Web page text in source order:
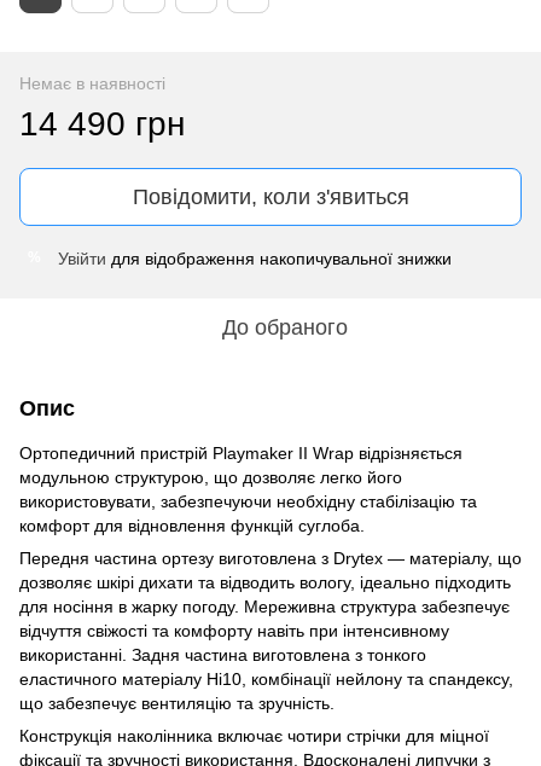
Немає в наявності
14 490 грн
Повідомити, коли з'явиться
Увійти для відображення накопичувальної знижки
До обраного
Опис
Ортопедичний пристрій Playmaker II Wrap відрізняється
модульною структурою, що дозволяє легко його
використовувати, забезпечуючи необхідну стабілізацію та
комфорт для відновлення функцій суглоба.
Передня частина ортезу виготовлена з Drytex — матеріалу, що
дозволяє шкірі дихати та відводить вологу, ідеально підходить
для носіння в жарку погоду. Мереживна структура забезпечує
відчуття свіжості та комфорту навіть при інтенсивному
використанні. Задня частина виготовлена з тонкого
еластичного матеріалу Hi10, комбінації нейлону та спандексу,
що забезпечує вентиляцію та зручність.
Конструкція наколінника включає чотири стрічки для міцної
фіксації та зручності використання. Вдосконалені липучки з